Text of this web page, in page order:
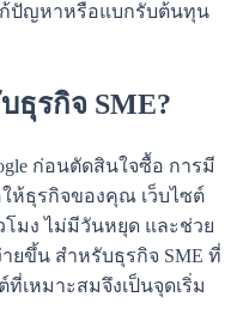
ก้ปัญหาหรือแบกรับต้นทุน
ธุรกิจ SME?
ก่อนตัดสินใจซื้อ การมี
ห้ธุรกิจของคุณ เว็บไซต์
มง ไม่มีวันหยุด และช่วย
ยขึ้น สำหรับธุรกิจ SME ที่
เหมาะสมจึงเป็นจุดเริ่ม